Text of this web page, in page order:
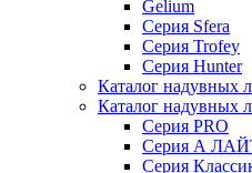
Gelium
Серия Sfera
Серия Trofey
Серия Hunter
Каталог надувных
Каталог надувных
Серия PRO
Серия А
Серия